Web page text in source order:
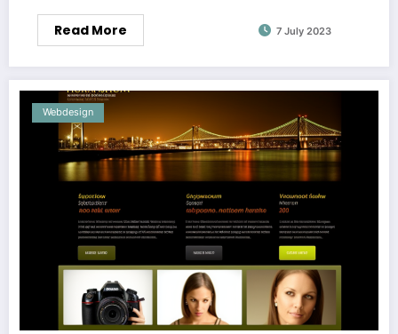
Read More 7 July 2023
Webdesign